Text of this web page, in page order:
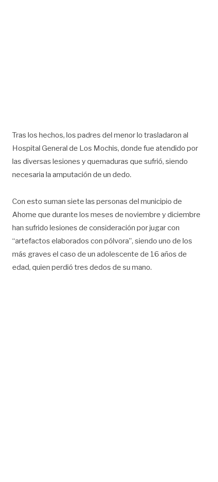
Tras los hechos, los padres del menor lo trasladaron al
Hospital General de Los Mochis, donde fue atendido por
las diversas lesiones y quemaduras que sufrió, siendo
necesaria la amputación de un dedo.
Con esto suman siete las personas del municipio de
Ahome que durante los meses de noviembre y diciembre
han sufrido lesiones de consideración por jugar con
“artefactos elaborados con pólvora”, siendo uno de los
más graves el caso de un adolescente de 16 años de
edad, quien perdió tres dedos de su mano.